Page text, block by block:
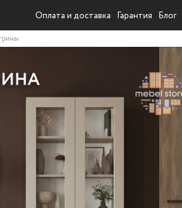
Оплата и доставка Гарантия Блог